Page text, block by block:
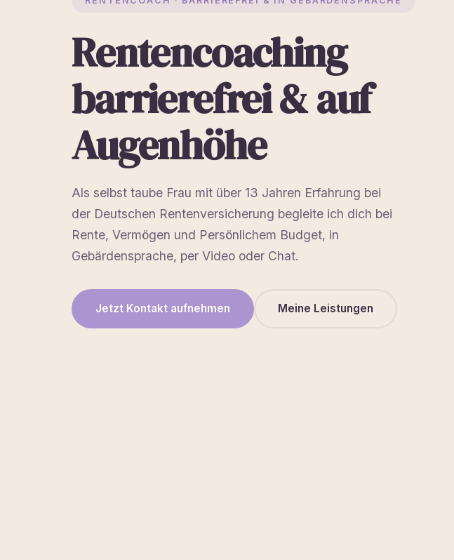
Rentencoaching
barrierefrei & auf
Augenhöhe
Als selbst taube Frau mit über 13 Jahren Erfahrung bei
der Deutschen Rentenversicherung begleite ich dich bei
Rente, Vermögen und Persönlichem Budget, in
Gebärdensprache, per Video oder Chat.
Jetzt Kontakt aufnehmen Meine Leistungen